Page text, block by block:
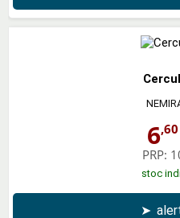
6,60
PRP:
stoc
➤